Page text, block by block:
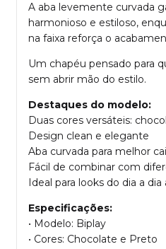
A aba levemente curvada
harmonioso e estiloso,
na faixa reforça o
Um chapéu pensado para
sem abrir mão do estilo.
Destaques do modelo:
Duas cores versáteis:
Design clean e elegante
Aba curvada para melhor
Fácil de combinar com
Ideal para looks do dia a
Especificações:
• Modelo: Biplay
• Cores: Chocolate e Preto